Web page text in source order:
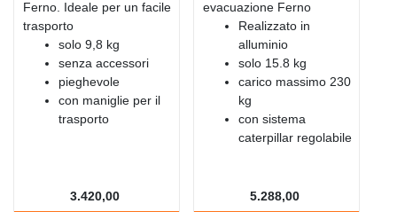
Ferno. Ideale per un facile
trasporto
solo 9,8 kg
senza accessori
pieghevole
con maniglie per il
trasporto
3.420,00
evacuazione Ferno
Realizzato in
alluminio
solo 15.8 kg
carico massimo 230
kg
con sistema
caterpillar regolabile
5.288,00